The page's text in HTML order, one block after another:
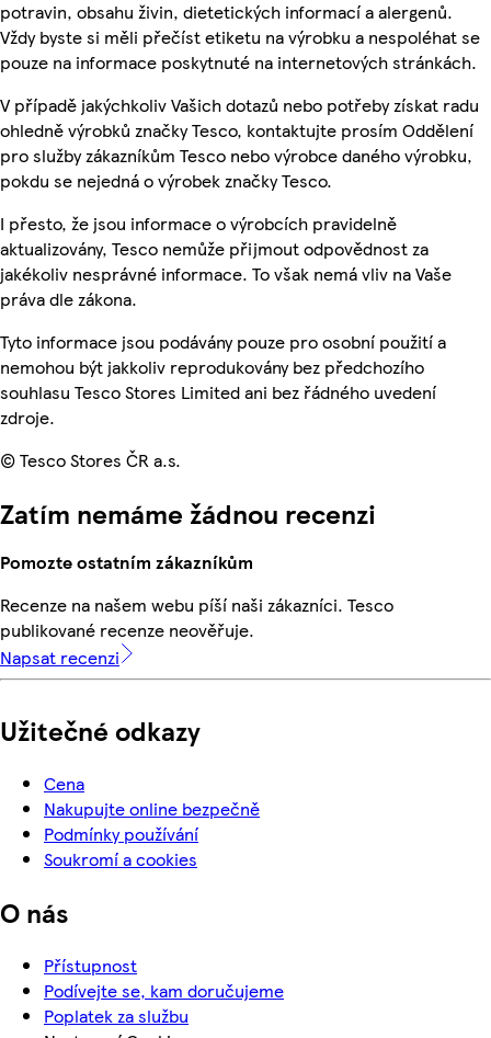
potravin, obsahu živin, dietetických informací a alergenů.
Vždy byste si měli přečíst etiketu na výrobku a nespoléhat se
pouze na informace poskytnuté na internetových stránkách.
V případě jakýchkoliv Vašich dotazů nebo potřeby získat radu
ohledně výrobků značky Tesco, kontaktujte prosím Oddělení
pro služby zákazníkům Tesco nebo výrobce daného výrobku,
pokdu se nejedná o výrobek značky Tesco.
I přesto, že jsou informace o výrobcích pravidelně
aktualizovány, Tesco nemůže přijmout odpovědnost za
jakékoliv nesprávné informace. To však nemá vliv na Vaše
práva dle zákona.
Tyto informace jsou podávány pouze pro osobní použití a
nemohou být jakkoliv reprodukovány bez předchozího
souhlasu Tesco Stores Limited ani bez řádného uvedení
zdroje.
© Tesco Stores ČR a.s.
Zatím nemáme žádnou recenzi
Pomozte ostatním zákazníkům
Recenze na našem webu píší naši zákazníci. Tesco
publikované recenze neověřuje.
Napsat recenzi
Užitečné odkazy
Cena
Nakupujte online bezpečně
Podmínky používání
Soukromí a cookies
O nás
Přístupnost
Podívejte se, kam doručujeme
Poplatek za službu